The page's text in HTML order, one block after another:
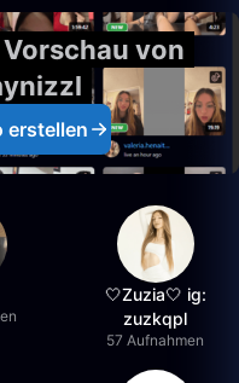
von
erstellen
🤍Zuzia🤍 ig:
zuzkqpl
57 Aufnahmen